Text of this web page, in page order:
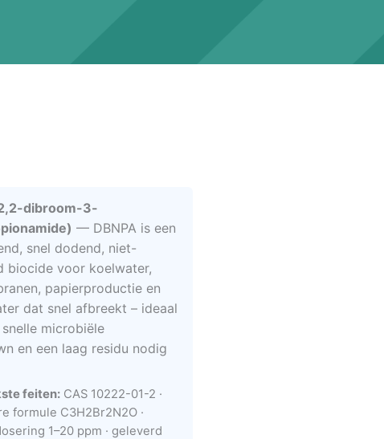
dibroom-3-
— DBNPA is een
snel dodend, niet-
biocide voor koelwater,
papierproductie en
dat snel afbreekt – ideaal
microbiële
en een laag residu nodig
feiten:CAS 10222-01-2 ·
formule C3H2Br2N2O ·
1–20 ppm · geleverd